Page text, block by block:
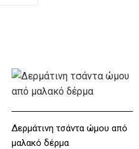
Δερμάτινη τσάντα ώμου από
μαλακό δέρμα